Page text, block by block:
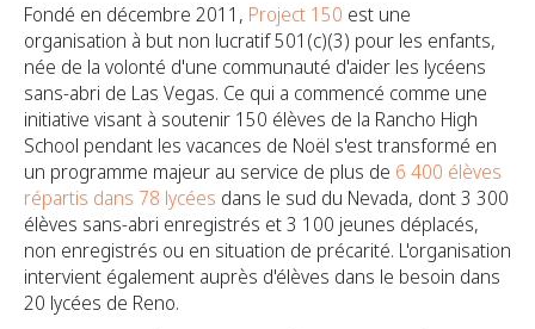
Fondé en décembre 2011, Project 150 est une
organisation à but non lucratif 501(c)(3) pour les enfants,
née de la volonté d'une communauté d'aider les lycéens
sans-abri de Las Vegas. Ce qui a commencé comme une
initiative visant à soutenir 150 élèves de la Rancho High
School pendant les vacances de Noël s'est transformé en
un programme majeur au service de plus de 6 400 élèves
répartis dans 78 lycées dans le sud du Nevada, dont 3 300
élèves sans-abri enregistrés et 3 100 jeunes déplacés,
non enregistrés ou en situation de précarité. L'organisation
intervient également auprès d'élèves dans le besoin dans
20 lycées de Reno.